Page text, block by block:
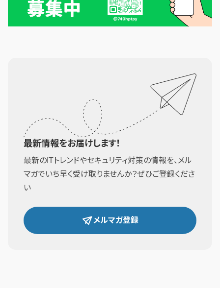
最新情報をお届けします！
最新のITトレンドやセキュリティ対策の情報を、メル
マガでいち早く受け取りませんか？ぜひご登録くださ
い
メルマガ登録